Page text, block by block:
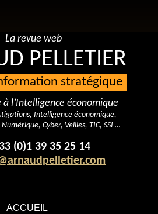
ACCUEIL
La revue web
PELLETIER
stratégique
à l’Intelligence économique
Intelligence économique,
Cyber, Veilles, TIC, SSI …
(0)1 39 35 25 14